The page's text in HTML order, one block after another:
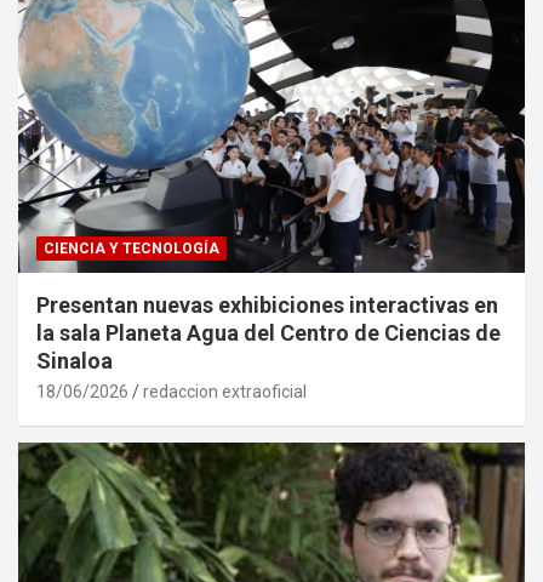
CIENCIA Y TECNOLOGÍA
Presentan nuevas exhibiciones interactivas en
la sala Planeta Agua del Centro de Ciencias de
Sinaloa
18/06/2026 redaccion extraoficial